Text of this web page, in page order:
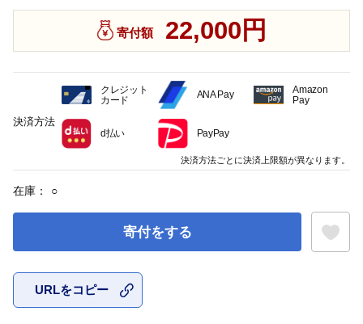
寄付額 22,000円
在庫： ○
寄付をする
URLをコピー
決済方法
クレジット
カード
ANA Pay
Amazon
Pay
d払い PayPay
決済方法ごとに決済上限額が異なります。